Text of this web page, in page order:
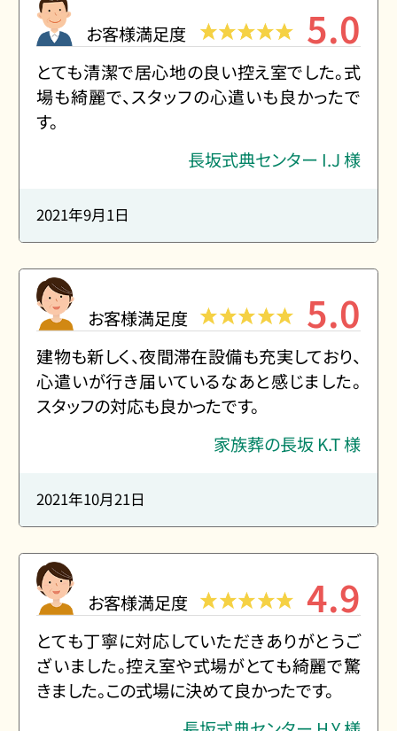
お客様満足度 5.0
とても清潔で居心地の良い控え室でした。式
場も綺麗で、スタッフの心遣いも良かったで
す。
長坂式典センター I.J 様
2021年9月1日
お客様満足度 5.0
建物も新しく、夜間滞在設備も充実しており、
心遣いが行き届いているなあと感じました。
スタッフの対応も良かったです。
家族葬の長坂 K.T 様
2021年10月21日
お客様満足度 4.9
とても丁寧に対応していただきありがとうご
ざいました。控え室や式場がとても綺麗で驚
きました。この式場に決めて良かったです。